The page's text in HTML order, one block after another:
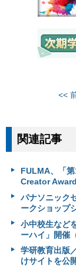
<<
関連記事
FULMA、「
Creator
パナソニック
ークショップ
小中校生など
ーハイ」開催
学研教育出版
けサイトを公